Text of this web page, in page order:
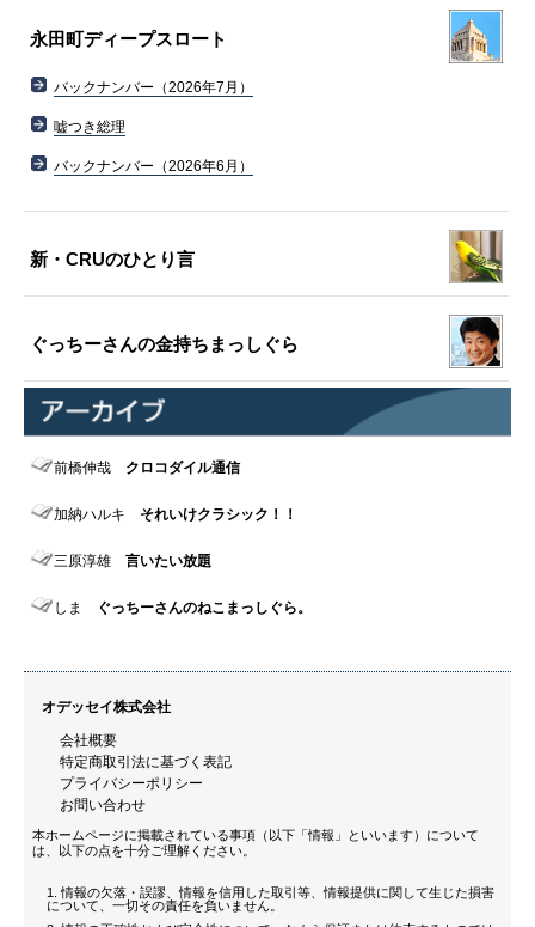
永田町ディープスロート
バックナンバー（2026年7月）
嘘つき総理
バックナンバー（2026年6月）
新・CRUのひとり言
ぐっちーさんの金持ちまっしぐら
前橋伸哉 クロコダイル通信
加納ハルキ それいけクラシック！！
三原淳雄 言いたい放題
しま ぐっちーさんのねこまっしぐら。
オデッセイ株式会社
会社概要
特定商取引法に基づく表記
プライバシーポリシー
お問い合わせ
本ホームページに掲載されている事項（以下「情報」といいます）について
は、以下の点を十分ご理解ください。
情報の欠落・誤謬、情報を信用した取引等、情報提供に関して生じた損害
について、一切その責任を負いません。